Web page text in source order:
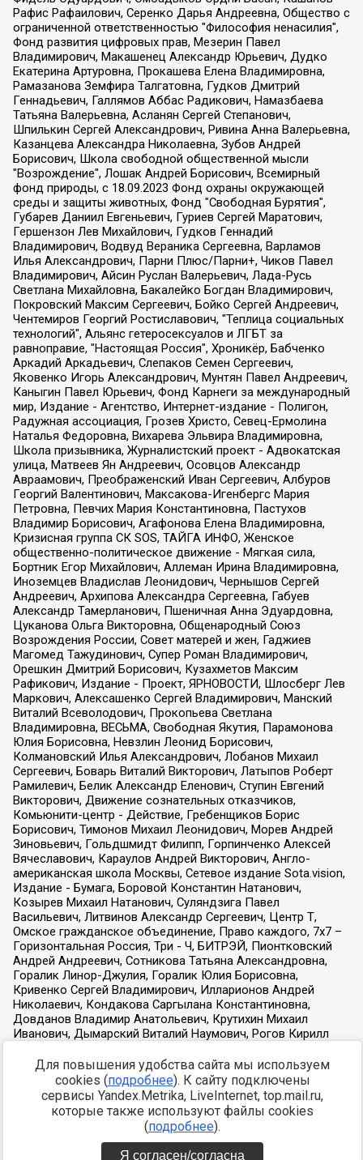
Для повышения удобства сайта мы используем
cookies (подробнее). К сайту подключены
сервисы Yandex.Metrika, LiveInternet, top.mail.ru,
которые также используют файлы cookies
(подробнее).
Я согласен/согласна